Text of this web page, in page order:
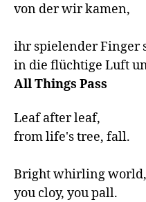
von der wir kamen,
ihr spielender Finger
in die flüchtige Luft
All Things Pass
Leaf after leaf,
from life's tree, fall.
Bright whirling world,
you cloy, you pall.